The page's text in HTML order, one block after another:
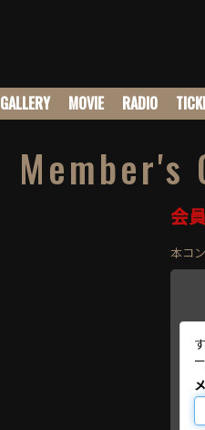
GALLERY MOVIE RADIO
Member's
会
本コ